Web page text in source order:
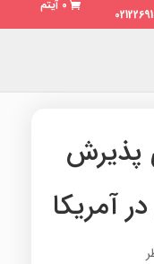
0 آیتم
پذیرش
آمریکا